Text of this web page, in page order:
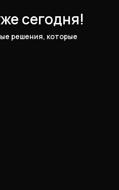
сегодня!
решения, которые